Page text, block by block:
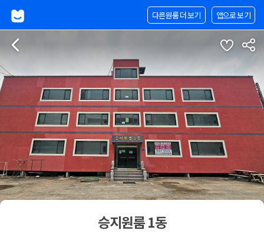
앱으로 보기
다른원룸 더 보기
승지원룸 1동